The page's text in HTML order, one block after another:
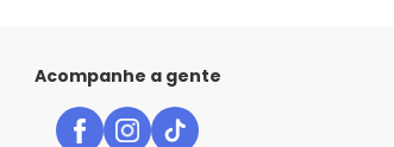
Acompanhe a gente